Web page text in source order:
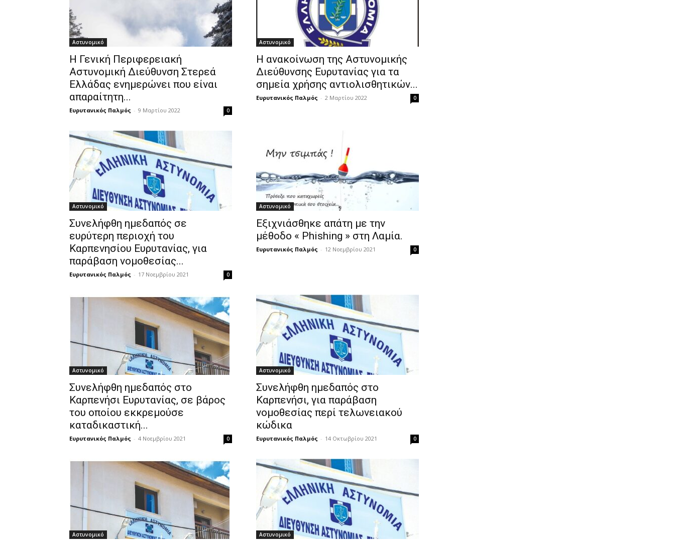
Αστυνομικό
Η Γενική Περιφερειακή
Αστυνομική Διεύθυνση Στερεά
Ελλάδας ενημερώνει που είναι
απαραίτητη...
Ευρυτανικός Παλμός - 9 Μαρτίου 2022 0
Αστυνομικό
Η ανακοίνωση της Αστυνομικής
Διεύθυνσης Ευρυτανίας για τα
σημεία χρήσης αντιολισθητικών...
Ευρυτανικός Παλμός - 2 Μαρτίου 2022 0
Αστυνομικό
Συνελήφθη ημεδαπός σε
ευρύτερη περιοχή του
Καρπενησίου Ευρυτανίας, για
παράβαση νομοθεσίας...
Ευρυτανικός Παλμός - 17 Νοεμβρίου 2021 0
Αστυνομικό
Eξιχνιάσθηκε απάτη με την
μέθοδο « Phishing » στη Λαμία.
Ευρυτανικός Παλμός - 12 Νοεμβρίου 2021 0
Αστυνομικό
Συνελήφθη ημεδαπός στο
Καρπενήσι Ευρυτανίας, σε βάρος
του οποίου εκκρεμούσε
καταδικαστική...
Ευρυτανικός Παλμός - 4 Νοεμβρίου 2021 0
Αστυνομικό
Συνελήφθη ημεδαπός στο
Καρπενήσι, για παράβαση
νομοθεσίας περί τελωνειακού
κώδικα
Ευρυτανικός Παλμός - 14 Οκτωβρίου 2021 0
Αστυνομικό Αστυνομικό